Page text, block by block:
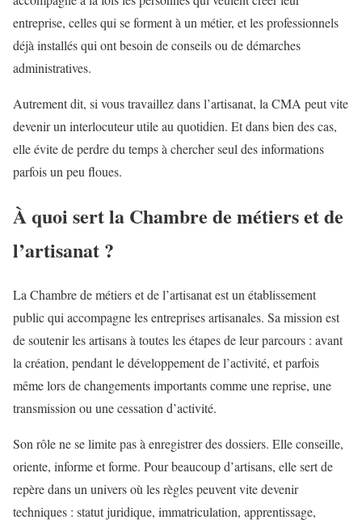
entreprise, celles qui se forment à un métier, et les professionnels
déjà installés qui ont besoin de conseils ou de démarches
administratives.
Autrement dit, si vous travaillez dans l’artisanat, la CMA peut vite
devenir un interlocuteur utile au quotidien. Et dans bien des cas,
elle évite de perdre du temps à chercher seul des informations
parfois un peu floues.
À quoi sert la Chambre de métiers et de
l’artisanat ?
La Chambre de métiers et de l’artisanat est un établissement
public qui accompagne les entreprises artisanales. Sa mission est
de soutenir les artisans à toutes les étapes de leur parcours : avant
la création, pendant le développement de l’activité, et parfois
même lors de changements importants comme une reprise, une
transmission ou une cessation d’activité.
Son rôle ne se limite pas à enregistrer des dossiers. Elle conseille,
oriente, informe et forme. Pour beaucoup d’artisans, elle sert de
repère dans un univers où les règles peuvent vite devenir
techniques : statut juridique, immatriculation, apprentissage,